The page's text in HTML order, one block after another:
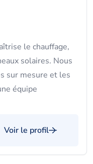
le chauffage,
solaires. Nous
sur mesure et les
équipe
Voir le profil